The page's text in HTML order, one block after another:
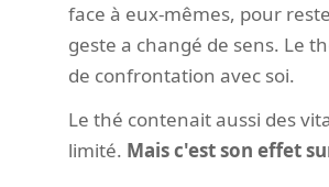
face à eux-mêmes, pour
geste a changé de sens. Le
de confrontation avec soi.
Le thé contenait aussi des
limité. Mais c'est son effet